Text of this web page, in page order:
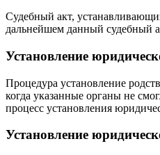
Судебный акт,
дальнейшем данный судебный
Установление
Процедура установление
когда указанные органы не
процесс установления
Установление